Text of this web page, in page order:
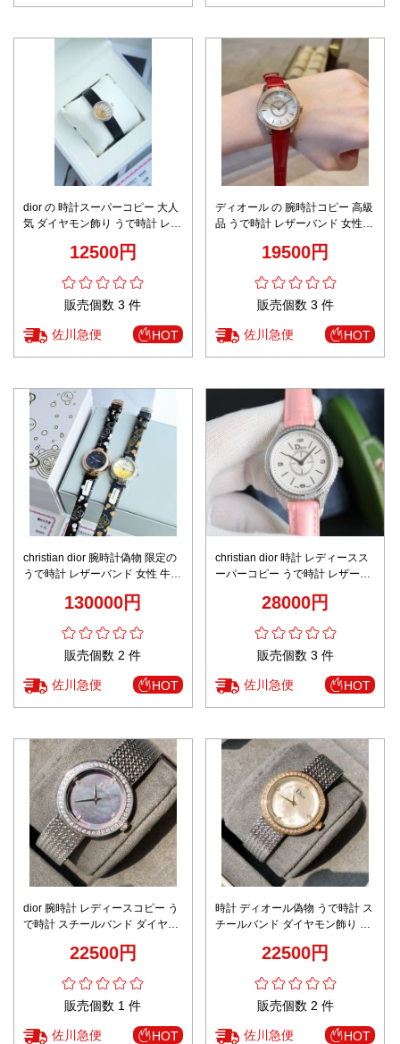
dior の 時計スーパーコピー 大人
気 ダイヤモン飾り うで時計 レザ
12500円
販売個数 3 件
佐川急便 HOT
ディオール の 腕時計コピー 高級
品 うで時計 レザーバンド 女性
19500円
販売個数 3 件
佐川急便 HOT
christian dior 腕時計偽物 限定の
うで時計 レザーバンド 女性 牛革
130000円
販売個数 2 件
佐川急便 HOT
christian dior 時計 レディースス
ーパーコピー うで時計 レザーバ
28000円
販売個数 3 件
佐川急便 HOT
dior 腕時計 レディースコピー う
で時計 スチールバンド ダイヤモ
22500円
販売個数 1 件
佐川急便 HOT
時計 ディオール偽物 うで時計 ス
チールバンド ダイヤモン飾り 防
22500円
販売個数 2 件
佐川急便 HOT